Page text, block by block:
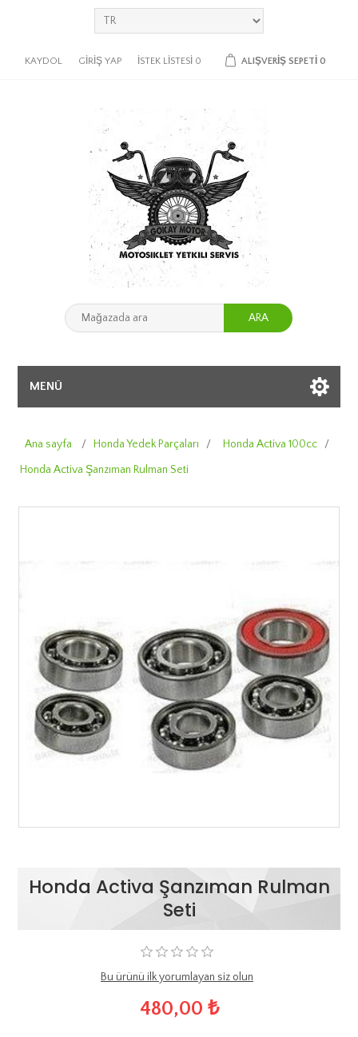
KAYDOL GIRIŞ YAP İSTEK LISTESI 0 ALIŞVERIŞ SEPETI 0
ARA
MENÜ
Ana sayfa / Honda Yedek Parçaları / Honda Activa 100cc
/
Honda Activa Şanzıman Rulman Seti
Honda Activa Şanzıman Rulman
Seti
Bu ürünü ilk yorumlayan siz olun
480,00 ₺